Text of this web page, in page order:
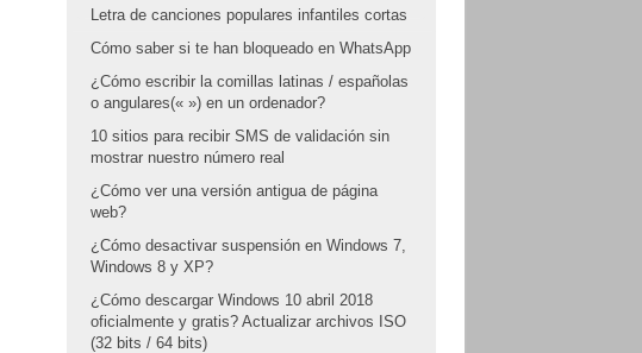
Letra de canciones populares infantiles cortas
Cómo saber si te han bloqueado en WhatsApp
¿Cómo escribir la comillas latinas / españolas
o angulares(« ») en un ordenador?
10 sitios para recibir SMS de validación sin
mostrar nuestro número real
¿Cómo ver una versión antigua de página
web?
¿Cómo desactivar suspensión en Windows 7,
Windows 8 y XP?
¿Cómo descargar Windows 10 abril 2018
oficialmente y gratis? Actualizar archivos ISO
(32 bits / 64 bits)